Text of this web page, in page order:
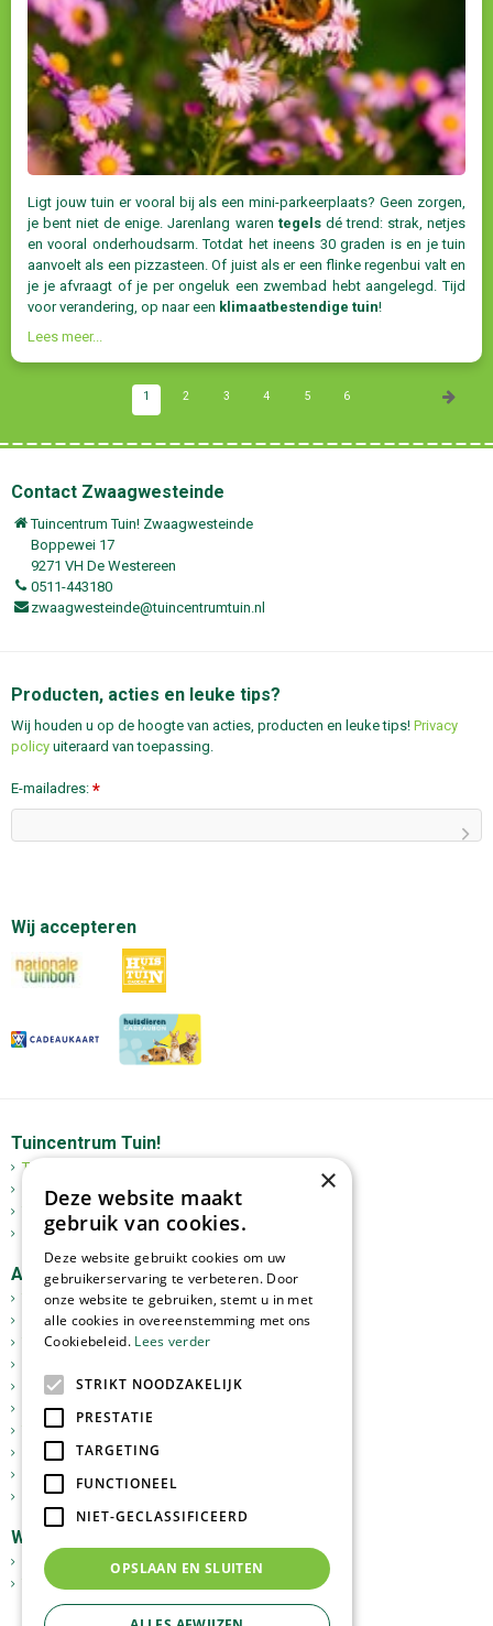
Ligt jouw tuin er vooral bij als een mini-parkeerplaats? Geen zorgen,
je bent niet de enige. Jarenlang waren tegelsdé trend: strak, netjes
en vooral onderhoudsarm. Totdat het ineens 30 graden is en je tuin
aanvoelt als een pizzasteen. Of juist als er een flinke regenbui valt en
je je afvraagt of je per ongeluk een zwembad hebt aangelegd. Tijd
voor verandering, op naar een klimaatbestendige tuin!
Lees meer...
1 2 3 4 5 6
Contact Zwaagwesteinde
Tuincentrum Tuin! Zwaagwesteinde
Boppewei 17
9271 VH De Westereen
0511-443180
zwaagwesteinde@tuincentrumtuin.nl
Producten, acties en leuke tips?
Wij houden u op de hoogte van acties, producten en leuke tips! Privacy
policy uiteraard van toepassing.
E-mailadres: *
Wij accepteren
Tuincentrum Tuin!
Tuincentrum
Mediterrane bomen
Tuinplanten
Kerst
Assortiment
Tuinplanten
Kamerplanten
Tuinverlichting
Meststoffen
Graszoden
Tuingereedschap
Vijverartikelen
Sfeer en Cadeau
Dierbenodigdheden
Webshop
GoedkopeOlijfbomen.nl
Tuinplantenonline.nl
×
Deze website maakt
gebruik van cookies.
Deze website gebruikt cookies om uw
gebruikerservaring te verbeteren. Door
onze website te gebruiken, stemt u in met
alle cookies in overeenstemming met ons
Cookiebeleid. Lees verder
STRIKT NOODZAKELIJK
PRESTATIE
TARGETING
FUNCTIONEEL
NIET-GECLASSIFICEERD
OPSLAAN EN SLUITEN